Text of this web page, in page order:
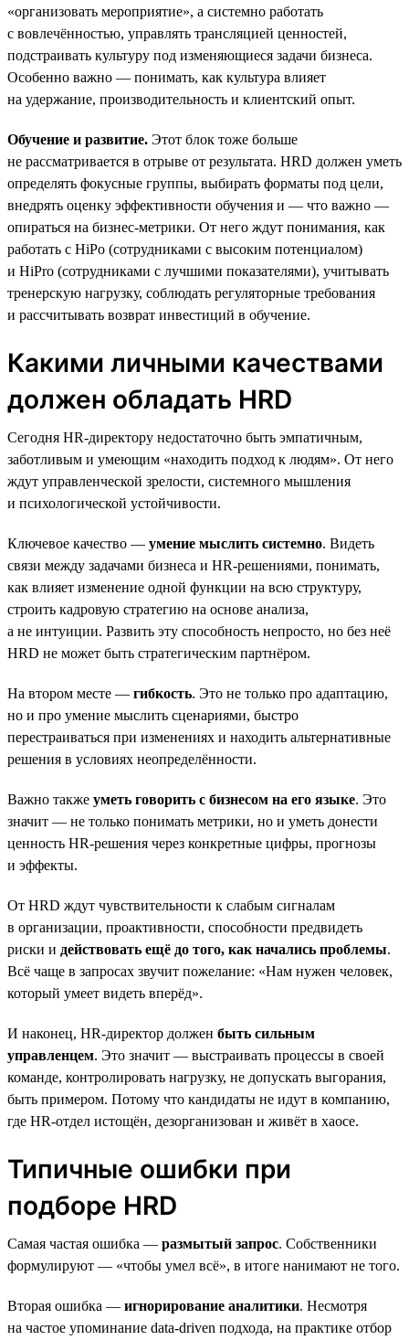
«организовать мероприятие», а системно работать
с вовлечённостью, управлять трансляцией ценностей,
подстраивать культуру под изменяющиеся задачи бизнеса.
Особенно важно — понимать, как культура влияет
на удержание, производительность и клиентский опыт.
Обучение и развитие. Этот блок тоже больше
не рассматривается в отрыве от результата. HRD должен уметь
определять фокусные группы, выбирать форматы под цели,
внедрять оценку эффективности обучения и — что важно —
опираться на бизнес-метрики. От него ждут понимания, как
работать с HiPo (сотрудниками с высоким потенциалом)
и HiPro (сотрудниками с лучшими показателями), учитывать
тренерскую нагрузку, соблюдать регуляторные требования
и рассчитывать возврат инвестиций в обучение.
Какими личными качествами
должен обладать HRD
Сегодня HR-директору недостаточно быть эмпатичным,
заботливым и умеющим «находить подход к людям». От него
ждут управленческой зрелости, системного мышления
и психологической устойчивости.
Ключевое качество — умение мыслить системно. Видеть
связи между задачами бизнеса и HR-решениями, понимать,
как влияет изменение одной функции на всю структуру,
строить кадровую стратегию на основе анализа,
а не интуиции. Развить эту способность непросто, но без неё
HRD не может быть стратегическим партнёром.
На втором месте — гибкость. Это не только про адаптацию,
но и про умение мыслить сценариями, быстро
перестраиваться при изменениях и находить альтернативные
решения в условиях неопределённости.
Важно также уметь говорить с бизнесом на его языке. Это
значит — не только понимать метрики, но и уметь донести
ценность HR-решения через конкретные цифры, прогнозы
и эффекты.
От HRD ждут чувствительности к слабым сигналам
в организации, проактивности, способности предвидеть
риски и действовать ещё до того, как начались проблемы.
Всё чаще в запросах звучит пожелание: «Нам нужен человек,
который умеет видеть вперёд».
И наконец, HR-директор должен быть сильным
управленцем. Это значит — выстраивать процессы в своей
команде, контролировать нагрузку, не допускать выгорания,
быть примером. Потому что кандидаты не идут в компанию,
где HR-отдел истощён, дезорганизован и живёт в хаосе.
Типичные ошибки при
подборе HRD
Самая частая ошибка — размытый запрос. Собственники
формулируют — «чтобы умел всё», в итоге нанимают не того.
Вторая ошибка — игнорирование аналитики. Несмотря
на частое упоминание data-driven подхода, на практике отбор